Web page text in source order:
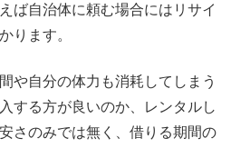
ば自治体に頼む場合にはリサイ
ります。
や自分の体力も消耗してしまう
する方が良いのか、レンタルし
さのみでは無く、借りる期間の